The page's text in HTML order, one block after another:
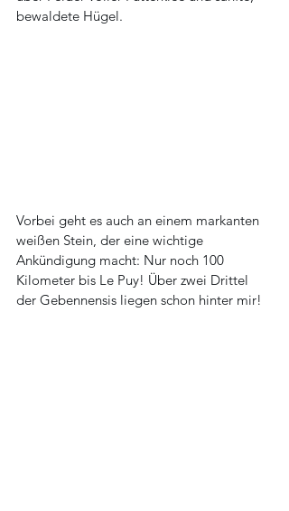
bewaldete Hügel.
Vorbei geht es auch an einem markanten
weißen Stein, der eine wichtige
Ankündigung macht: Nur noch 100
Kilometer bis Le Puy! Über zwei Drittel
der Gebennensis liegen schon hinter mir!